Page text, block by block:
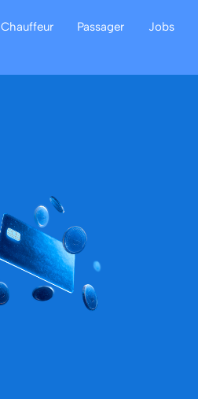
Chauffeur Passager Jobs